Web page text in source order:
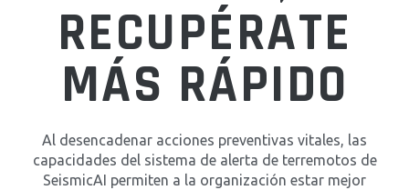
RECUPÉRATE
MÁS RÁPIDO
Al desencadenar acciones preventivas vitales, las
capacidades del sistema de alerta de terremotos de
SeismicAI permiten a la organización estar mejor